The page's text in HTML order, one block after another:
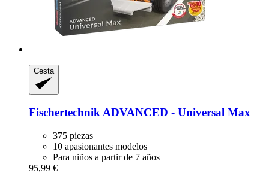
Cesta
Fischertechnik ADVANCED -​ Universal Max
375 piezas
10 apasionantes modelos
Para niños a partir de 7 años
95,99 €